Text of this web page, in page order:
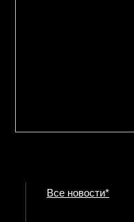
Все новости*